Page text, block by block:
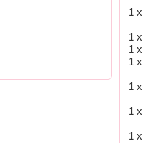
1 x
1 x
1 x
1 x
1 x
1 x
1 x